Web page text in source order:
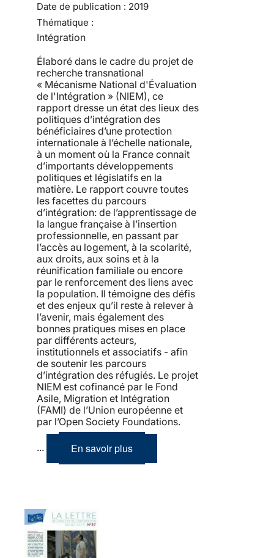
Date de publication : 2019
Thématique :
Intégration
Élaboré dans le cadre du projet de
recherche transnational
« Mécanisme National d'Évaluation
de l'Intégration » (NIEM), ce
rapport dresse un état des lieux des
politiques d’intégration des
bénéficiaires d’une protection
internationale à l’échelle nationale,
à un moment où la France connait
d’importants développements
politiques et législatifs en la
matière. Le rapport couvre toutes
les facettes du parcours
d’intégration: de l’apprentissage de
la langue française à l’insertion
professionnelle, en passant par
l’accès au logement, à la scolarité,
aux droits, aux soins et à la
réunification familiale ou encore
par le renforcement des liens avec
la population. Il témoigne des défis
et des enjeux qu’il reste à relever à
l’avenir, mais également des
bonnes pratiques mises en place
par différents acteurs,
institutionnels et associatifs - afin
de soutenir les parcours
d’intégration des réfugiés. Le projet
NIEM est cofinancé par le Fond
Asile, Migration et Intégration
(FAMI) de l’Union européenne et
par l’Open Society Foundations.
... En savoir plus